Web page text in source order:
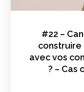
#22 –
construire
avec vos
? – Cas